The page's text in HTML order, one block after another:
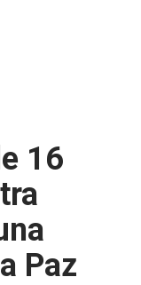
16
Paz